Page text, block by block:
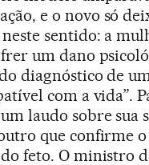
e o novo só
sentido: a
um dano
diagnóstico de
com a vida”.
laudo sobre sua
que confirme
feto. O ministro